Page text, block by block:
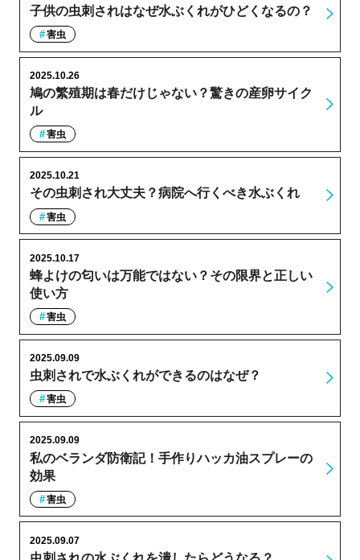
子供の虫刺されはなぜ水ぶくれがひどくなるの？
害虫
鳩の繁殖期は春だけじゃない？驚きの産卵サイク
ル
2025.10.26
害虫
その虫刺され大丈夫？病院へ行くべき水ぶくれ
2025.10.21
害虫
蜂よけの匂いは万能ではない？その限界と正しい
使い方
2025.10.17
害虫
虫刺されで水ぶくれができるのはなぜ？
2025.09.09
害虫
私のベランダ防衛記！手作りハッカ油スプレーの
効果
2025.09.09
害虫
2025.09.07